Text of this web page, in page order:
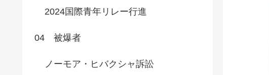
2024国際青年リレー行進
04 被爆者
ノーモア・ヒバクシャ訴訟